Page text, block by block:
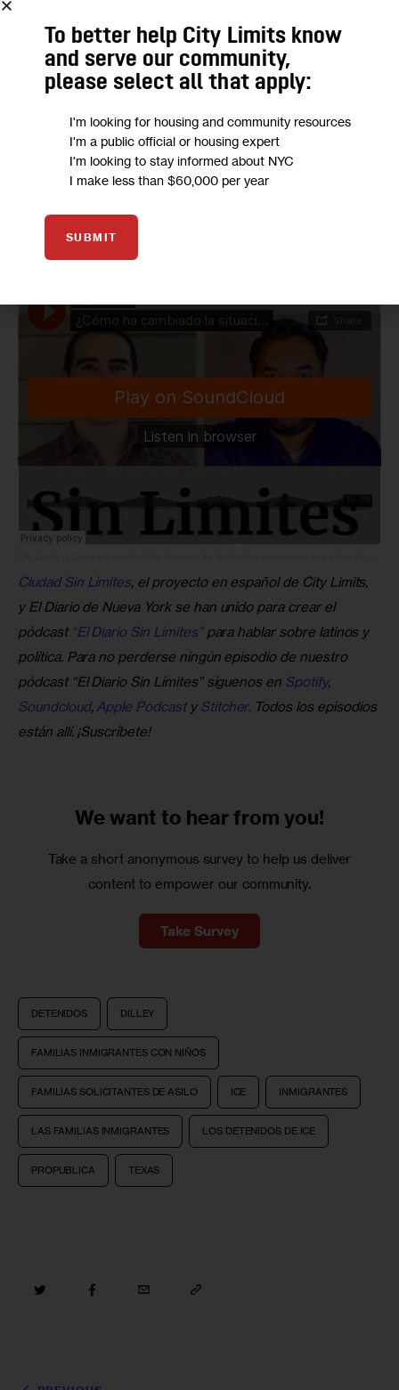
que las cartas y dibujos de los niños empezaran a circular.
Los padres dijeron que los guardias registraban las
habitaciones, confiscaban el arte y vigilaban a los
Así que para hablar de lo que está sucediendo en este
centro de detención, invitamos a Mica Rosenberg y
publicaron a finales de febrero un artículo sobre lo que ha
Ciudad Sin Límites, el proyecto en español de City Limits,
y El Diario de Nueva York se han unido para crear el
pódcast “El Diario Sin Límites” para hablar sobre latinos y
política. Para no perderse ningún episodio de nuestro
pódcast “El Diario Sin Límites” síguenos en Spotify,
Soundcloud, Apple Podcast y Stitcher. Todos los episodios
están allí. ¡Suscríbete!
We want to hear from you!
Take a short anonymous survey to help us deliver
content to empower our community.
Take Survey
DETENIDOS DILLEY
FAMILIAS INMIGRANTES CON NIÑOS
FAMILIAS SOLICITANTES DE ASILO ICE INMIGRANTES
LAS FAMILIAS INMIGRANTES LOS DETENIDOS DE ICE
PROPUBLICA TEXAS
To better help City Limits know
and serve our community,
please select all that apply:
I'm looking for housing and community resources
I'm a public official or housing expert
I'm looking to stay informed about NYC
I make less than $60,000 per year
SUBMIT